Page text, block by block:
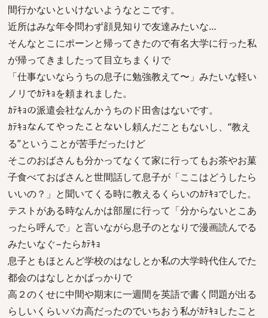
間行かないといけないようなとこです。
近所はみな年令問わず顔見知りで友達みたいな…
そんなとこにポーンと帰ってきたので有名大学に行った私
が帰ってきましたって目立ちまくりで
「仕事ないならうちの息子に勉強教えて〜」みたいな軽い
ノリでｶﾃｷｮを頼まれました。
ｶﾃｷｮの派遣会社なんかうちのド田舎はないです。
ｶﾃｷｮなんてやったことないし頼んだこともないし、“教え
る”ということが苦手だったけど
そこのおばさんも分かってなくて家に行ってもお茶やお菓
子食べておばさんと世間話して息子が「ここはどうしたら
いいの？」と聞いてくる時に教えるくらいのｶﾃｷｮでした。
テストがある時なんかは部屋に行って「分からないとこあ
ったら呼んで」と言いながら息子のとなりで漫画読んでる
みたいなぐ−たらｶﾃｷｮ
息子ともほとんど学校のはなしとか私の大学時代住んでた
都会のはなしとかばっかりで
高２のくせに中間や期末に一週間を英語で書く問題が出る
らしいくらいバカ高だったのでいちおう私がｶﾃｷｮしたこと